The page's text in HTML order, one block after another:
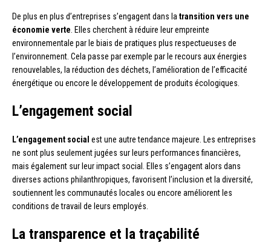
De plus en plus d’entreprises s’engagent dans la transition vers une
économie verte . Elles cherchent à réduire leur empreinte
environnementale par le biais de pratiques plus respectueuses de
l’environnement. Cela passe par exemple par le recours aux énergies
renouvelables, la réduction des déchets, l’amélioration de l’efficacité
énergétique ou encore le développement de produits écologiques.
L’engagement social
L’engagement social est une autre tendance majeure. Les entreprises
ne sont plus seulement jugées sur leurs performances financières,
mais également sur leur impact social. Elles s’engagent alors dans
diverses actions philanthropiques, favorisent l’inclusion et la diversité,
soutiennent les communautés locales ou encore améliorent les
conditions de travail de leurs employés.
La transparence et la traçabilité